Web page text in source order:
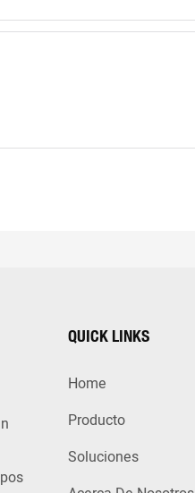
QUICK LINKS
Home
Producto
Soluciones